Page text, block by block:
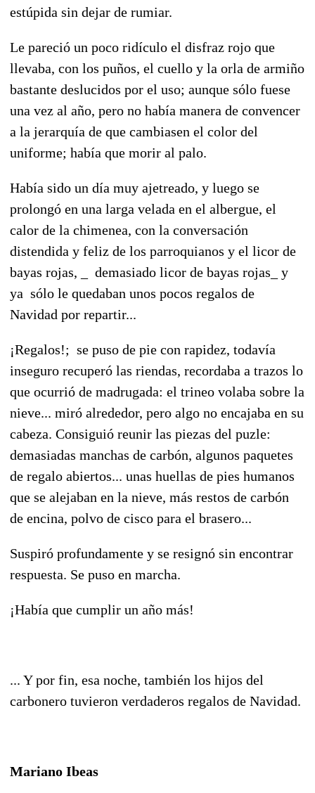
estúpida sin dejar de rumiar.
Le pareció un poco ridículo el disfraz rojo que
llevaba, con los puños, el cuello y la orla de armiño
bastante deslucidos por el uso; aunque sólo fuese
una vez al año, pero no había manera de convencer
a la jerarquía de que cambiasen el color del
uniforme; había que morir al palo.
Había sido un día muy ajetreado, y luego se
prolongó en una larga velada en el albergue, el
calor de la chimenea, con la conversación
distendida y feliz de los parroquianos y el licor de
bayas rojas, _ demasiado licor de bayas rojas_ y
ya sólo le quedaban unos pocos regalos de
Navidad por repartir...
¡Regalos!; se puso de pie con rapidez, todavía
inseguro recuperó las riendas, recordaba a trazos lo
que ocurrió de madrugada: el trineo volaba sobre la
nieve... miró alrededor, pero algo no encajaba en su
cabeza. Consiguió reunir las piezas del puzle:
demasiadas manchas de carbón, algunos paquetes
de regalo abiertos... unas huellas de pies humanos
que se alejaban en la nieve, más restos de carbón
de encina, polvo de cisco para el brasero...
Suspiró profundamente y se resignó sin encontrar
respuesta. Se puso en marcha.
¡Había que cumplir un año más!
... Y por fin, esa noche, también los hijos del
carbonero tuvieron verdaderos regalos de Navidad.
Mariano Ibeas